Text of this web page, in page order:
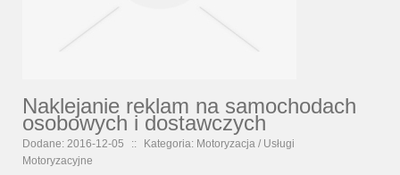
Naklejanie reklam na samochodach
osobowych i dostawczych
Dodane: 2016-12-05 ::
Kategoria: Motoryzacja / Usługi
Motoryzacyjne